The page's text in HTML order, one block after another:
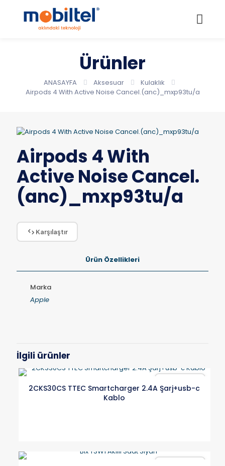
Ürünler
ANASAYFA Aksesuar
Kulaklık
Airpods 4 With Active Noise Cancel.(anc)_mxp93tu/a
Airpods 4 With
Active Noise Cancel.
(anc)_mxp93tu/a
Karşılaştır
Ürün Özellikleri
Marka
Apple
İlgili ürünler
2CKS30CS TTEC Smartcharger 2.4A Şarj+usb-c
Kablo